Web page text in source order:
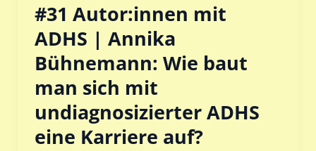
#31 Autor:innen mit
ADHS | Annika
Bühnemann: Wie baut
man sich mit
undiagnosizierter ADHS
eine Karriere auf?